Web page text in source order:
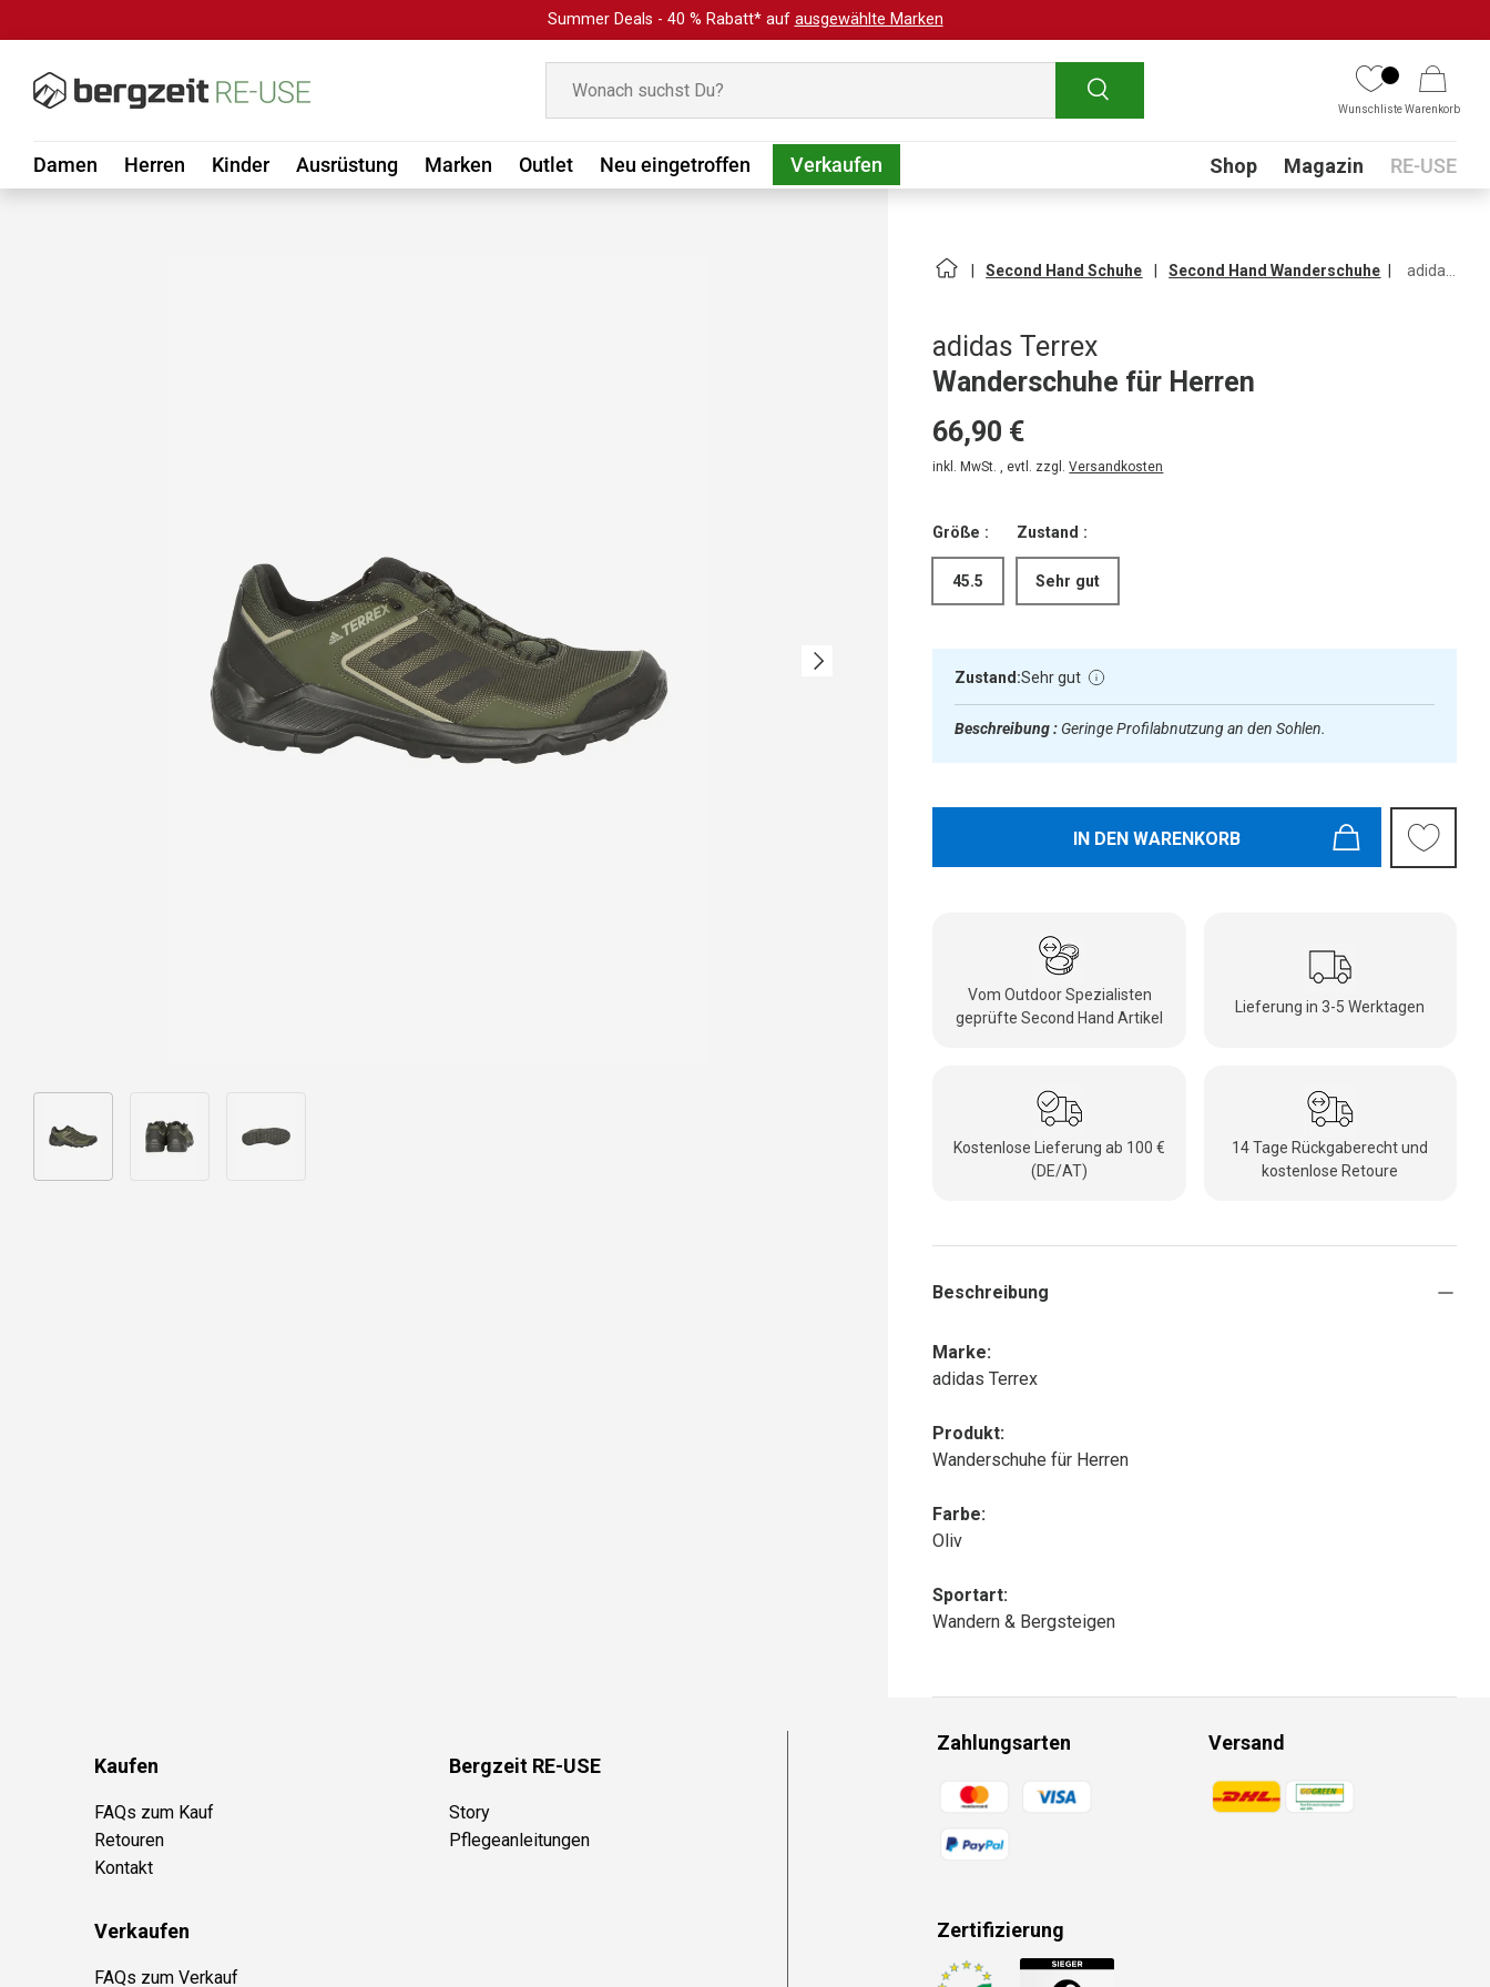
Summer Deals - 40 % Rabatt* auf ausgewählte Marken
Suchen
WunschlisteWarenkorb
Damen Herren Kinder Ausrüstung Marken Outlet Neu eingetroffen Verkaufen Submenu
Shop Magazin RE-USE
Nächste
Bild 1 in Galerieansicht laden
Second Hand Schuhe Second Hand Wanderschuhe
adidas Terrex
Wanderschuhe für Herren
66,90 €
inkl. MwSt. , evtl. zzgl.Versandkosten
Größe :
45.5
Zustand :
Sehr gut
Zustand:Sehr gut
Beschreibung : Geringe Profilabnutzung an den Sohlen.
IN DEN WARENKORB
Vom Outdoor Spezialisten
geprüfte Second Hand Artikel
Lieferung in 3-5 Werktagen
Kostenlose Lieferung ab 100 €
(DE/AT)
14 Tage Rückgaberecht und
kostenlose Retoure
Beschreibung
Marke:
adidas Terrex
Produkt:
Wanderschuhe für Herren
Farbe:
Oliv
Sportart:
Wandern & Bergsteigen
Kaufen
FAQs zum Kauf
Retouren
Kontakt
Bergzeit RE-USE
Story
Pflegeanleitungen
Verkaufen
FAQs zum Verkauf
Zahlungsarten
Zahlungsmethoden
Versand
Zahlungsmethoden
Zertifizierung
Zahlungsmethoden